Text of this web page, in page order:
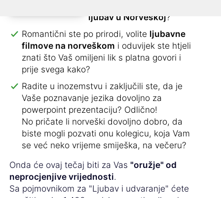
ljubav u Norveškoj?
Romantični ste po prirodi, volite ljubavne
filmove na norveškom i oduvijek ste htjeli
znati što Vaš omiljeni lik s platna govori i
prije svega kako?
Radite u inozemstvu i zaključili ste, da je
Vaše poznavanje jezika dovoljno za
powerpoint prezentaciju? Odlično!
No pričate li norveški dovoljno dobro, da
biste mogli pozvati onu kolegicu, koja Vam
se već neko vrijeme smiješka, na večeru?
Onda će ovaj tečaj biti za Vas "oružje" od
neprocjenjive vrijednosti.
Sa pojmovnikom za "Ljubav i udvaranje" ćete